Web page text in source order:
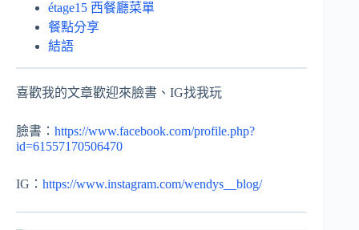
étage15 西餐廳菜單
餐點分享
結語
喜歡我的文章歡迎來臉書、IG找我玩
臉書： https://www.facebook.com/profile.php?
id=61557170506470
IG： https://www.instagram.com/wendys__blog/